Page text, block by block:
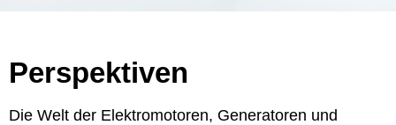
Perspektiven
Die Welt der Elektromotoren, Generatoren und